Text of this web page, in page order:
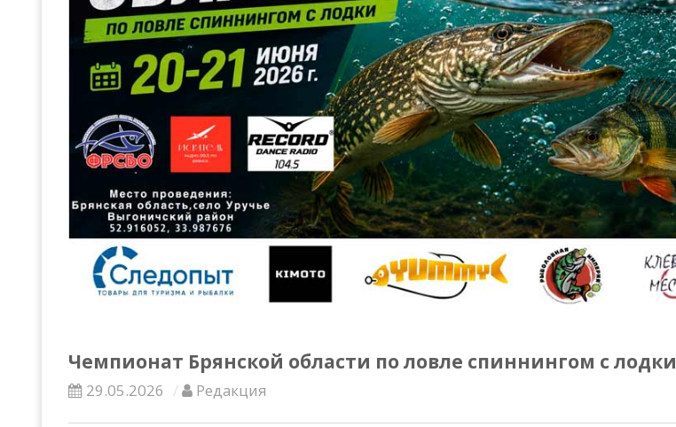
Чемпионат Брянской области по ловле спиннингом с лодки
29.05.2026 Редакция
Всероссийские правила
Судейские документы